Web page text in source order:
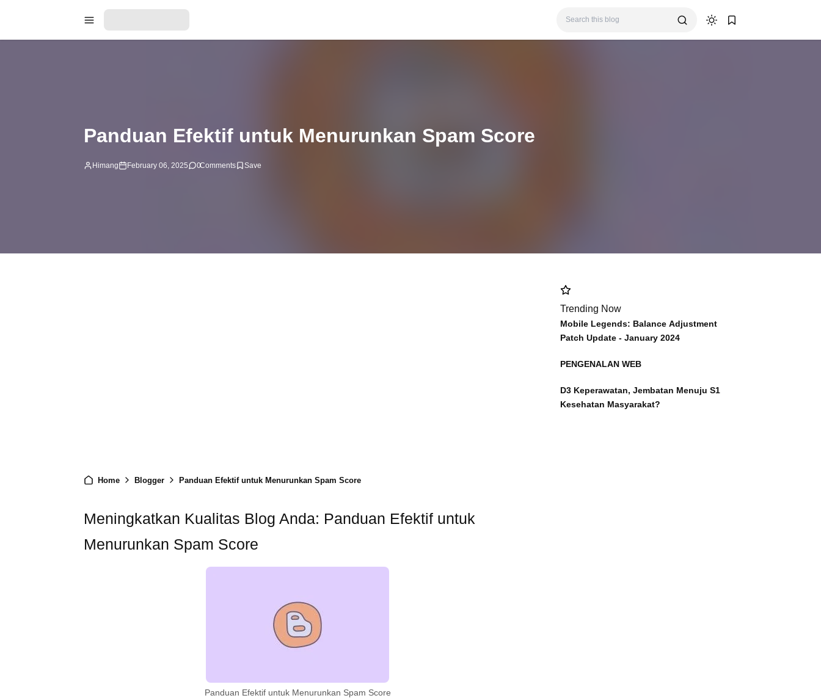
Panduan Efektif untuk Menurunkan Spam Score
Himang February 06, 2025 0Comments
Home Blogger Panduan Efektif untuk Menurunkan Spam Score
Meningkatkan Kualitas Blog Anda: Panduan Efektif untuk
Menurunkan Spam Score
Panduan Efektif untuk Menurunkan Spam Score
Trending Now
Mobile Legends: Balance Adjustment
Patch Update - January 2024
PENGENALAN WEB
D3 Keperawatan, Jembatan Menuju S1
Kesehatan Masyarakat?